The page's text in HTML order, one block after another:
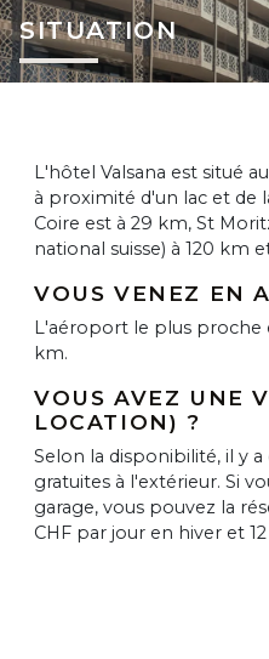
SITUATION
L'hôtel Valsana est situé
à proximité d'un lac et de
Coire est à 29 km, St
national suisse) à 120 km
VOUS VENEZ EN
L'aéroport le plus proche
km.
VOUS AVEZ UNE
LOCATION) ?
Selon la disponibilité, il y
gratuites à l'extérieur. Si
garage, vous pouvez la
CHF par jour en hiver et